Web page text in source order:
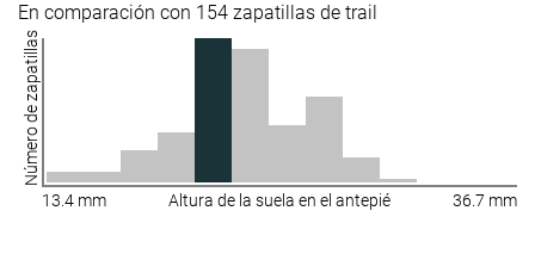
En comparación con 154 zapatillas de trail
Número de zapatillas
13.4 mm Altura de la suela en el antepié 36.7 mm